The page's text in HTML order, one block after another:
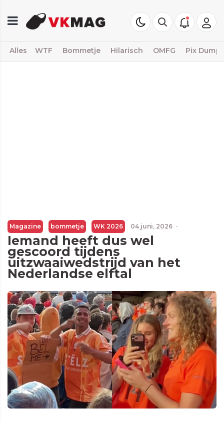
Alles WTF Bommetje Hilarisch OMFG Pix Dump
Magazine bommetje WK 2026 04 juni, 2026 ·
Iemand heeft dus wel
gescoord tijdens
uitzwaaiwedstrijd van het
Nederlandse elftal